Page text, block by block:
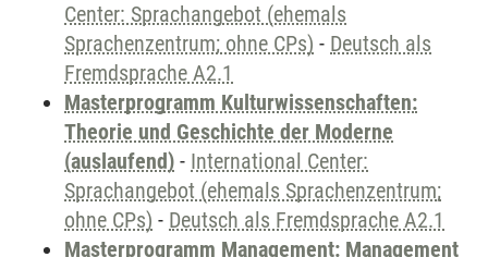
Center: Sprachangebot (ehemals
Sprachenzentrum; ohne CPs) - Deutsch als
Fremdsprache A2.1
Masterprogramm Kulturwissenschaften:
Theorie und Geschichte der Moderne
(auslaufend) - International Center:
Sprachangebot (ehemals Sprachenzentrum;
ohne CPs) - Deutsch als Fremdsprache A2.1
Masterprogramm Management: Management